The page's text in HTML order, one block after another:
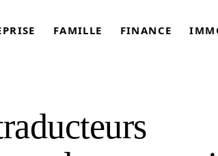
FAMILLE FINANCE